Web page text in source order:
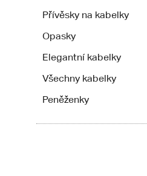
Přívěsky na kabelky
Opasky
Elegantní kabelky
Všechny kabelky
Peněženky